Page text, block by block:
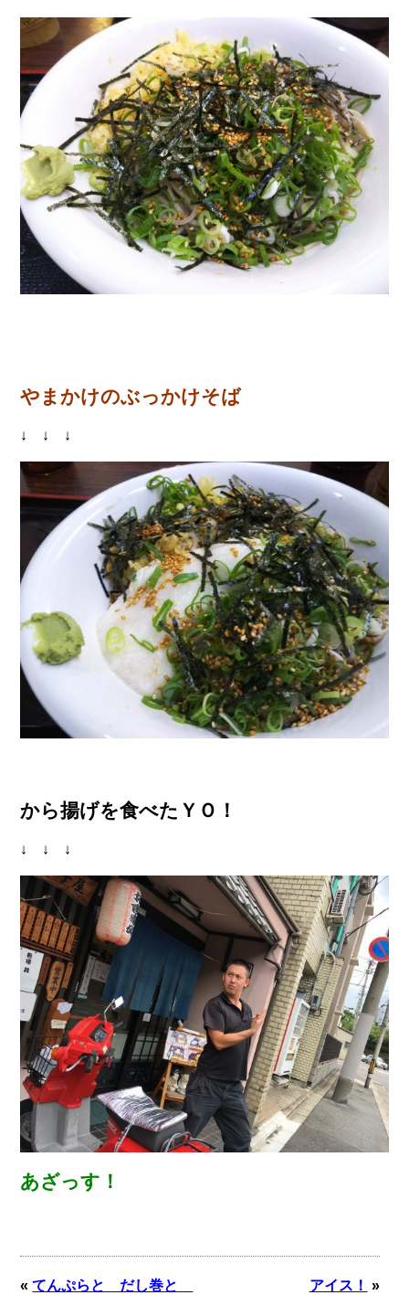
やまかけのぶっかけそば
↓ ↓ ↓
から揚げを食べたＹＯ！
↓ ↓ ↓
あざっす！
«てんぷらと だし巻と
アイス！ »